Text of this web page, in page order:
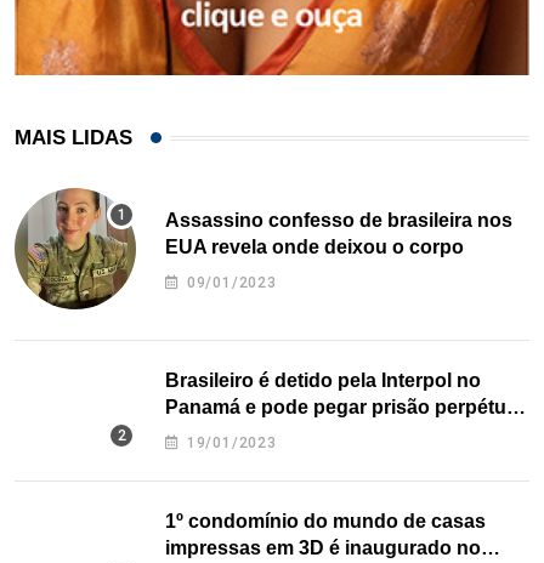
MAIS LIDAS
Assassino confesso de brasileira nos
EUA revela onde deixou o corpo
09/01/2023
Brasileiro é detido pela Interpol no
Panamá e pode pegar prisão perpétua
nos EUA
19/01/2023
1º condomínio do mundo de casas
impressas em 3D é inaugurado no